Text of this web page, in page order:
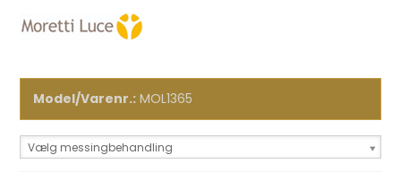
Model/Varenr.: MOL1365
Vælg messingbehandling